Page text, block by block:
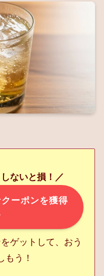
ないと損！／
ーポンを獲得
ゲットして、おう
もう！